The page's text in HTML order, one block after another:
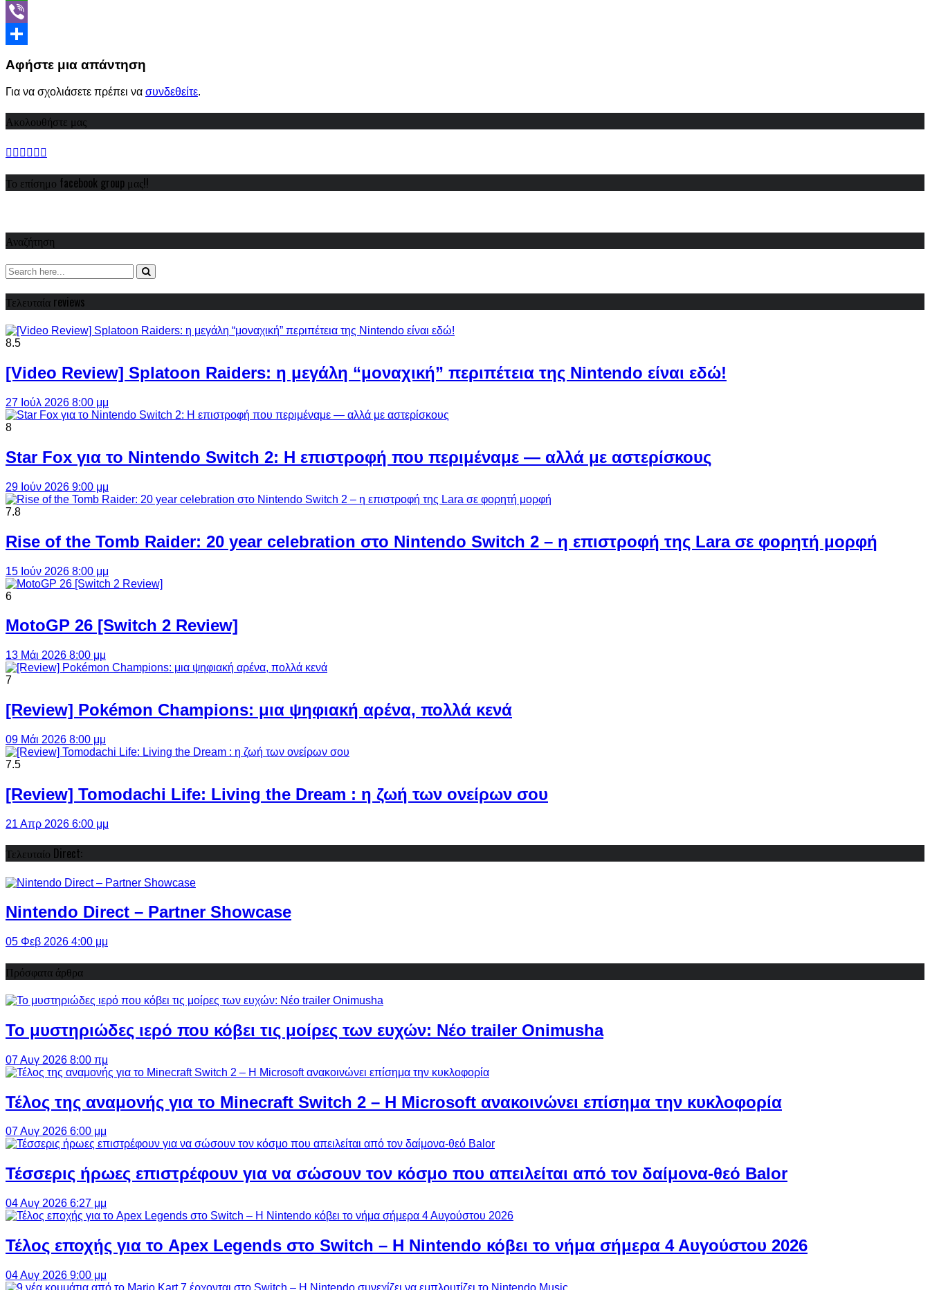
WhatsApp
Viber
Αφήστε μια απάντηση
Για να σχολιάσετε πρέπει να συνδεθείτε.
Ακολουθήστε μας
Το επίσημο facebook group μας!!
Αναζήτηση
Τελευταία reviews
8.5
[Video Review] Splatoon Raiders: η μεγάλη “μοναχική” περιπέτεια της Nintendo είναι εδώ!
27 Ιούλ 2026 8:00 μμ
8
Star Fox για το Nintendo Switch 2: Η επιστροφή που περιμέναμε — αλλά με αστερίσκους
29 Ιούν 2026 9:00 μμ
7.8
Rise of the Tomb Raider: 20 year celebration στο Nintendo Switch 2 – η επιστροφή της Lara σε φορητή μορφή
15 Ιούν 2026 8:00 μμ
6
MotoGP 26 [Switch 2 Review]
13 Μάι 2026 8:00 μμ
7
[Review] Pokémon Champions: μια ψηφιακή αρένα, πολλά κενά
09 Μάι 2026 8:00 μμ
7.5
[Review] Tomodachi Life: Living the Dream : η ζωή των ονείρων σου
21 Απρ 2026 6:00 μμ
Τελευταίο Direct:
Nintendo Direct – Partner Showcase
05 Φεβ 2026 4:00 μμ
Πρόσφατα άρθρα
Το μυστηριώδες ιερό που κόβει τις μοίρες των ευχών: Νέο trailer Onimusha
07 Αυγ 2026 8:00 πμ
Τέλος της αναμονής για το Minecraft Switch 2 – Η Microsoft ανακοινώνει επίσημα την κυκλοφορία
07 Αυγ 2026 6:00 μμ
Τέσσερις ήρωες επιστρέφουν για να σώσουν τον κόσμο που απειλείται από τον δαίμονα-θεό Balor
04 Αυγ 2026 6:27 μμ
Τέλος εποχής για το Apex Legends στο Switch – Η Nintendo κόβει το νήμα σήμερα 4 Αυγούστου 2026
04 Αυγ 2026 9:00 μμ